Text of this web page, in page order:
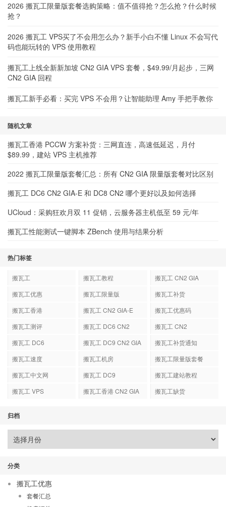
2026 搬瓦工限量版套餐选购策略：值不值得抢？怎么抢？什么时候
抢？
2026 搬瓦工 VPS买了不会用怎么办？新手小白不懂 Linux 不会写代
码也能玩转的 VPS 使用教程
搬瓦工上线全新新加坡 CN2 GIA VPS 套餐，$49.99/月起步，三网
CN2 GIA 回程
搬瓦工新手必看：买完 VPS 不会用？让智能助理 Amy 手把手教你
随机文章
搬瓦工香港 PCCW 方案补货：三网直连，高速低延迟，月付
$89.99，建站 VPS 主机推荐
2022 搬瓦工限量版套餐汇总：所有 CN2 GIA 限量版套餐对比区别
搬瓦工 DC6 CN2 GIA-E 和 DC8 CN2 哪个更好以及如何选择
UCloud：采购狂欢月双 11 促销，云服务器主机低至 59 元/年
搬瓦工性能测试一键脚本 ZBench 使用与结果分析
热门标签
搬瓦工 搬瓦工教程
搬瓦工 CN2 GIA
搬瓦工优惠
搬瓦工限量版
搬瓦工补货
搬瓦工香港
搬瓦工 CN2 GIA-E
搬瓦工优惠码
搬瓦工测评
搬瓦工 DC6 CN2
搬瓦工 CN2
搬瓦工 DC6
搬瓦工 DC9 CN2 GIA
搬瓦工补货通知
搬瓦工速度
搬瓦工机房
搬瓦工限量版套餐
搬瓦工中文网
搬瓦工 DC9
搬瓦工建站教程
搬瓦工 VPS
搬瓦工香港 CN2 GIA 搬瓦工缺货
归档
分类
搬瓦工优惠
套餐汇总